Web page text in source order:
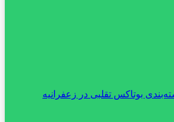
بوتاکس تقلبی در زعفرانیه